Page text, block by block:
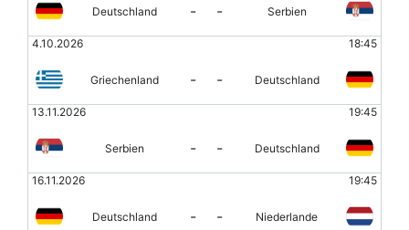
Deutschland - - Serbien
4.10.2026 18:45
Griechenland - - Deutschland
13.11.2026 19:45
Serbien - - Deutschland
16.11.2026 19:45
Deutschland - - Niederlande